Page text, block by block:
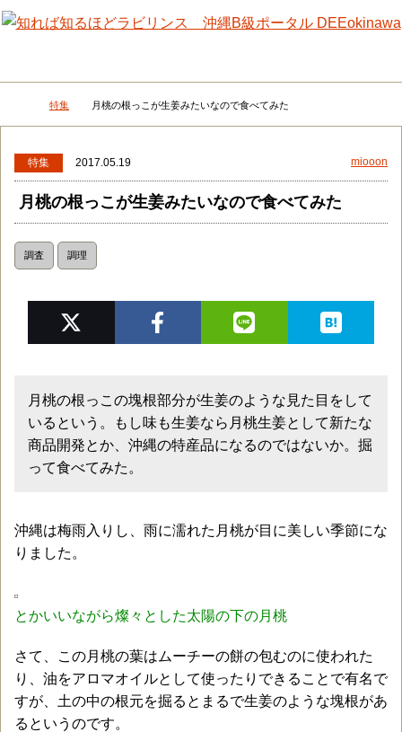
メニュー 検
DEEokinawaトップ
特集 月桃の根っこが生姜みたいなので食べてみた
特集 2017.05.19 miooon
月桃の根っこが生姜みたいなので食べてみた
調査 調理
月桃の根っこの塊根部分が生姜のような見た目をして
いるという。もし味も生姜なら月桃生姜として新たな
商品開発とか、沖縄の特産品になるのではないか。掘
って食べてみた。
沖縄は梅雨入りし、雨に濡れた月桃が目に美しい季節にな
りました。
とかいいながら燦々とした太陽の下の月桃
さて、この月桃の葉はムーチーの餅の包むのに使われた
り、油をアロマオイルとして使ったりできることで有名で
すが、土の中の根元を掘るとまるで生姜のような塊根があ
るというのです。